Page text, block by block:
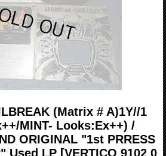
(Matrix # A)1Y//1
MINT- Looks:Ex++) /
ORIGINAL "1st PRRESS
Used LP [VERTICO 9102 0